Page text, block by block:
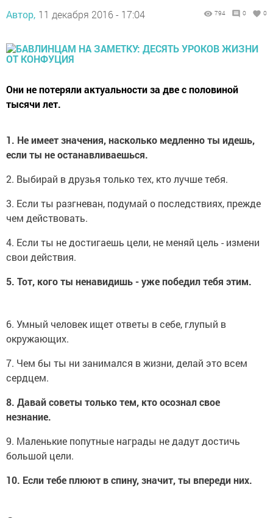
Автор, 11 декабря 2016 - 17:04 794 0 0
Они не потеряли актуальности за две с половиной
тысячи лет.
1. Не имеет значения, насколько медленно ты идешь,
если ты не останавливаешься.
2. Выбирай в друзья только тех, кто лучше тебя.
3. Если ты разгневан, подумай о последствиях, прежде
чем действовать.
4. Если ты не достигаешь цели, не меняй цель - измени
свои действия.
5. Тот, кого ты ненавидишь - уже победил тебя этим.
6. Умный человек ищет ответы в себе, глупый в
окружающих.
7. Чем бы ты ни занимался в жизни, делай это всем
сердцем.
8. Давай советы только тем, кто осознал свое
незнание.
9. Маленькие попутные награды не дадут достичь
большой цели.
10. Если тебе плюют в спину, значит, ты впереди них.